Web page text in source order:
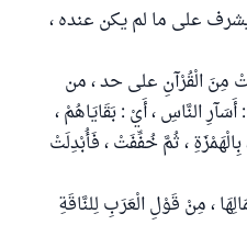
على ما لم يكن عنده ،
مِنَ الْقُرْآنِ على حد ، من
النَّاسِ ، أَيْ : بَقَايَاهُمْ ،
، ثُمَّ خُفِّفَتْ ، فَأُبْدِلَتْ
، مِنْ قَوْلِ الْعَرَبِ لِلنَّاقَةِ